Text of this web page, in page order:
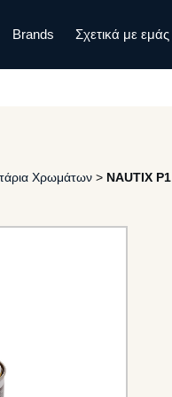
Brands Σχετικά με εμάς
Χρωμάτων > NAUTIX P1